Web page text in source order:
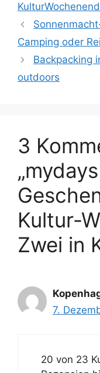
Camping oder
Backpacking
outdoors
3
„mydays
Kultur-
Zwei in
7.
20 von 23